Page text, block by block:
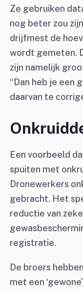
Ze gebruiken
nog beter zou
drijfmest de
wordt gemeten.
zijn namelijk
“Dan heb je een
daarvan te
Een voorbeeld
spuiten met
Dronewerkers
gebracht. Het
reductie van
registratie.
De broers
met een